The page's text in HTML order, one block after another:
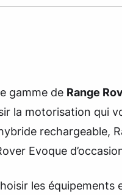
gamme de Range
la motorisation qui
rechargeable,
Evoque
les équipements